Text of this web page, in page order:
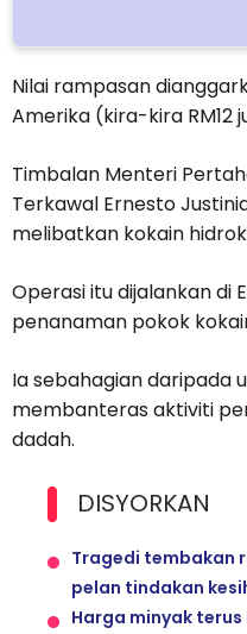
Nilai rampasan
Amerika (kira-kira RM12
Timbalan Menteri
Terkawal Ernesto
melibatkan kokain
Operasi itu dijalankan di
penanaman pokok
Ia sebahagian daripada
membanteras aktiviti
dadah.
DISYORKAN
Tragedi tembakan
pelan tindakan
Harga minyak